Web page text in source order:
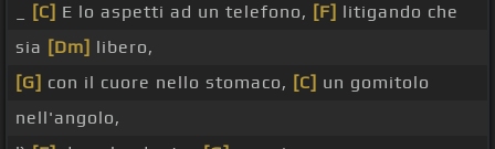
[C] E lo aspetti ad un telefono, [F] litigando che
sia [Dm] libero,
[G] con il cuore nello stomaco, [C] un gomitolo
nell'angolo,